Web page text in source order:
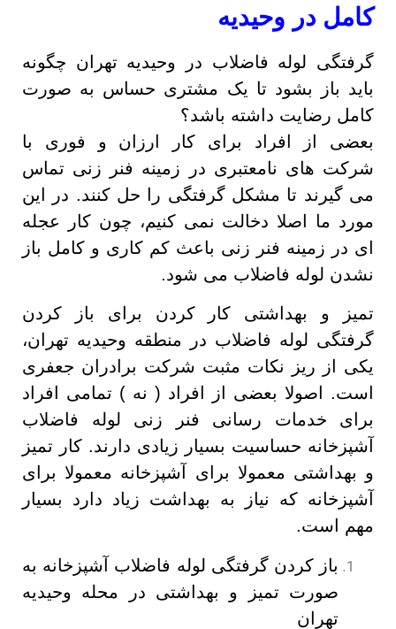
کامل در وحیدیه
گرفتگی لوله فاضلاب در وحیدیه تهران چگونه
باید باز بشود تا یک مشتری حساس به صورت
کامل رضایت داشته باشد؟
بعضی از افراد برای کار ارزان و فوری با
شرکت های نامعتبری در زمینه فنر زنی تماس
می گیرند تا مشکل گرفتگی را حل کنند. در این
مورد ما اصلا دخالت نمی کنیم، چون کار عجله
ای در زمینه فنر زنی باعث کم کاری و کامل باز
نشدن لوله فاضلاب می شود.
تمیز و بهداشتی کار کردن برای باز کردن
گرفتگی لوله فاضلاب در منطقه وحیدیه تهران،
یکی از ریز نکات مثبت شرکت برادران جعفری
است. اصولا بعضی از افراد ( نه ) تمامی افراد
برای خدمات رسانی فنر زنی لوله فاضلاب
آشپزخانه حساسیت بسیار زیادی دارند. کار تمیز
و بهداشتی معمولا برای آشپزخانه معمولا برای
آشپزخانه که نیاز به بهداشت زیاد دارد بسیار
مهم است.
باز کردن گرفتگی لوله فاضلاب آشپزخانه به
صورت تمیز و بهداشتی در محله وحیدیه
تهران